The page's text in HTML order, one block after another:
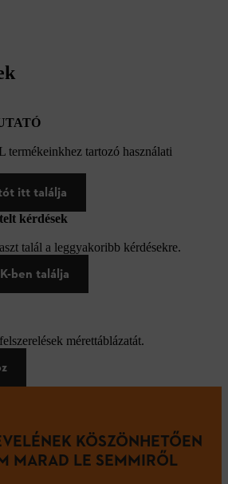
termékeinkhez tartozó használati
itt találja
kérdések
talál a leggyakoribb kérdésekre.
ben találja
mérettáblázatát.
KÖSZÖNHETŐEN
MARAD LE SEMMIRŐL